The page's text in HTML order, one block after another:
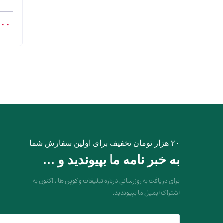
۲۰ هزار تومان تخفیف برای اولین سفارش شما
به خبر نامه ما بپیوندید و ...
برای دریافت به روزرسانی درباره تبلیغات و کوپن ها ، اکنون به
اشتراک ایمیل ما بپیوندید.